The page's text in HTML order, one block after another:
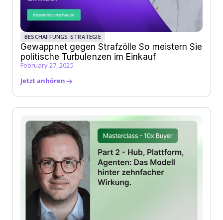
BESCHAFFUNGS-STRATEGIE
Gewappnet gegen Strafzölle So meistern Sie
politische Turbulenzen im Einkauf
February 27, 2025
Jetzt anhören